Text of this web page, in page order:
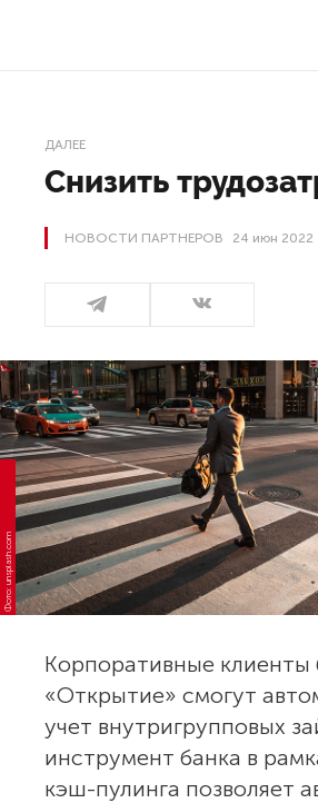
ДАЛЕЕ
Снизить
НОВОСТИ ПАРТНЕРОВ 24 июн 2022
Фото: unsplash.com
Корпоративные клиенты
«Открытие» смогут
учет внутригрупповых
инструмент банка в
кэш-пулинга позволяет